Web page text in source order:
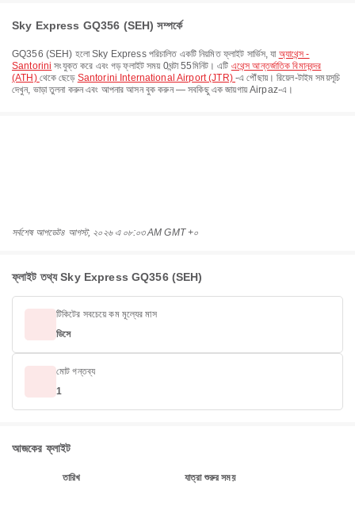
Sky Express GQ356 (SEH) সম্পর্কে
GQ356 (SEH) হলোSky Expressপরিচালিত একটি নিয়মিত ফ্লাইট সার্ভিস, যা অ্যাথেন্স -
Santorini সংযুক্ত করে এবং গড় ফ্লাইট সময় 0ঘন্টা 55মিনিট । এটি এথেন্স আন্তর্জাতিক বিমানবন্দর
(ATH) থেকে ছেড়ে Santorini International Airport (JTR)-এ পৌঁছায়। রিয়েল-টাইম সময়সূচি
দেখুন, ভাড়া তুলনা করুন এবং আপনার আসন বুক করুন — সবকিছু এক জায়গায় Airpaz-এ।
সর্বশেষ আপডেট৪ আগস্ট, ২০২৬ এ ০৮:০৩ AM GMT +০
ফ্লাইট তথ্য Sky Express GQ356 (SEH)
টিকিটের সবচেয়ে কম মূল্যের মাস
ডিসে
মোট গন্তব্য
1
আজকের ফ্লাইট
তারিখ যাত্রা শুরুর সময়